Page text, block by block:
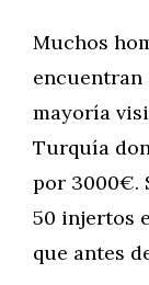
Muchos
encuentran
mayoría
Turquía
por 3000€.
50 injertos
que antes